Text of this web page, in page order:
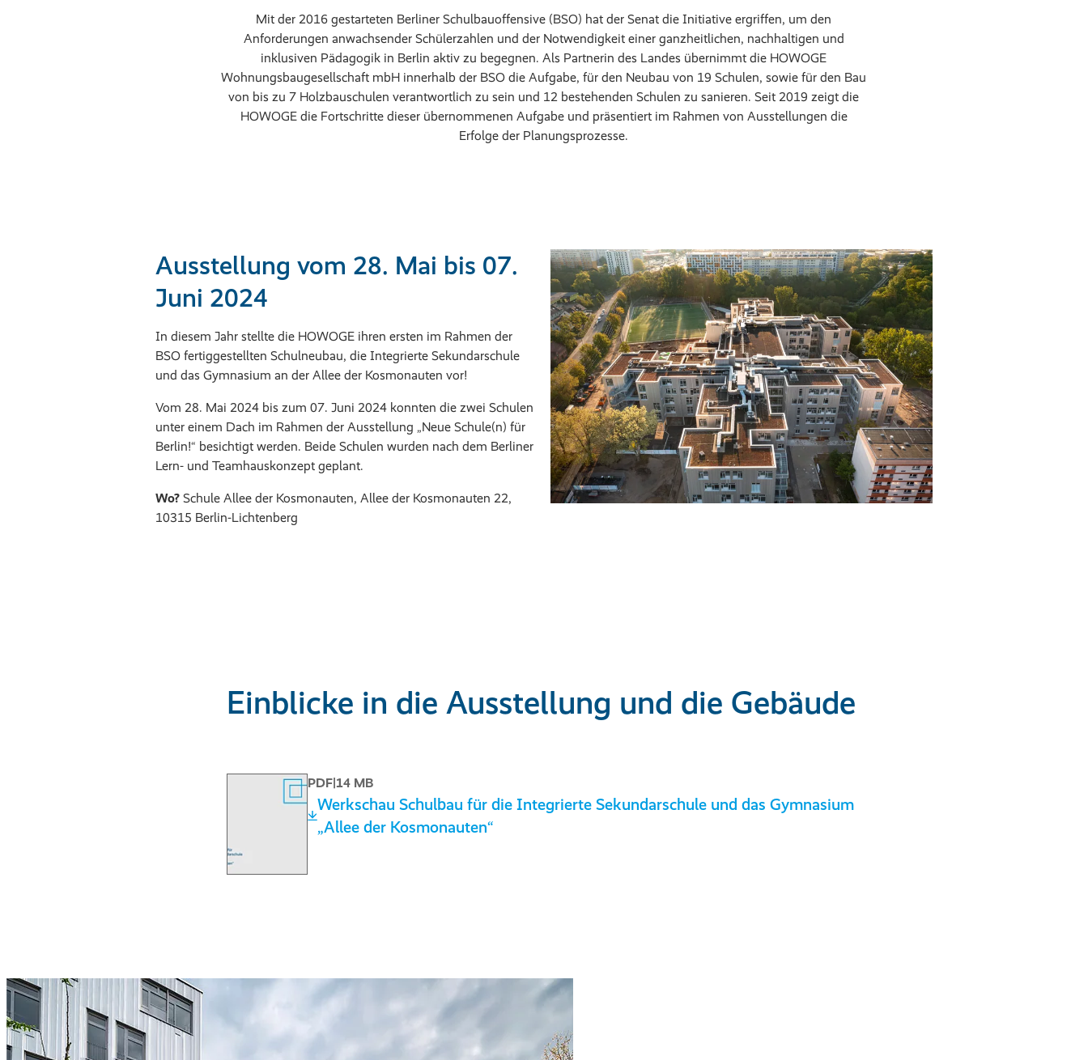
Mit der 2016 gestarteten Berliner Schulbauoffensive (BSO) hat der Senat die Initiative ergriffen, um den
Anforderungen anwachsender Schülerzahlen und der Notwendigkeit einer ganzheitlichen, nachhaltigen und
inklusiven Pädagogik in Berlin aktiv zu begegnen. Als Partnerin des Landes übernimmt die HOWOGE
Wohnungsbaugesellschaft mbH innerhalb der BSO die Aufgabe, für den Neubau von 19 Schulen, sowie für den Bau
von bis zu 7 Holzbauschulen verantwortlich zu sein und 12 bestehenden Schulen zu sanieren. Seit 2019 zeigt die
HOWOGE die Fortschritte dieser übernommenen Aufgabe und präsentiert im Rahmen von Ausstellungen die
Erfolge der Planungsprozesse.
Ausstellung vom 28. Mai bis 07.
Juni 2024
In diesem Jahr stellte die HOWOGE ihren ersten im Rahmen der
BSO fertiggestellten Schulneubau, die Integrierte Sekundarschule
und das Gymnasium an der Allee der Kosmonauten vor!
Vom 28. Mai 2024 bis zum 07. Juni 2024 konnten die zwei Schulen
unter einem Dach im Rahmen der Ausstellung „Neue Schule(n) für
Berlin!“ besichtigt werden. Beide Schulen wurden nach dem Berliner
Lern- und Teamhauskonzept geplant.
Wo? Schule Allee der Kosmonauten, Allee der Kosmonauten 22,
10315 Berlin-Lichtenberg
Einblicke in die Ausstellung und die Gebäude
PDF|14 MB
Werkschau Schulbau für die Integrierte Sekundarschule und das Gymnasium
„Allee der Kosmonauten“